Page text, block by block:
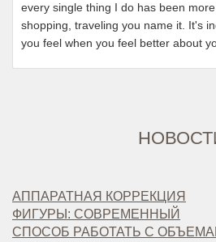
every single thing I do has been
shopping, traveling you name it. It's
you feel when you feel better about
АППАРАТНАЯ КОРРЕКЦИЯ
ФИГУРЫ: СОВРЕМЕННЫЙ
СПОСОБ РАБОТАТЬ С